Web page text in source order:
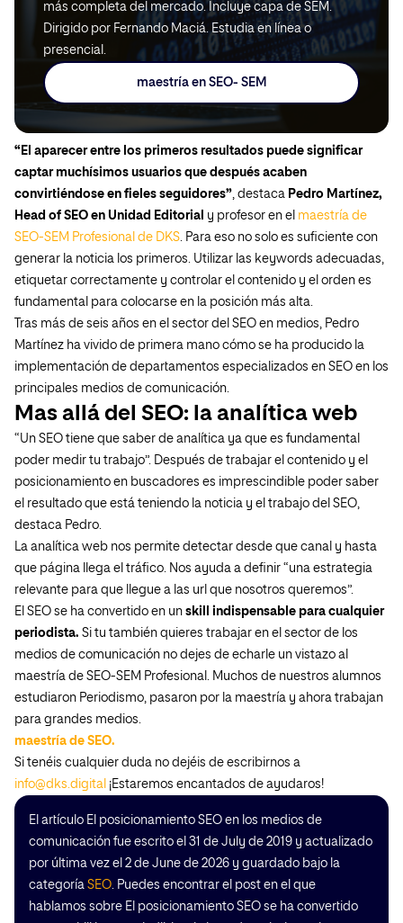
más completa del mercado. Incluye capa de SEM.
Dirigido por Fernando Maciá. Estudia en línea o
presencial.
maestría en SEO- SEM
“El aparecer entre los primeros resultados puede significar
captar muchísimos usuarios que después acaben
convirtiéndose en fieles seguidores”, destaca Pedro Martínez,
Head of SEO en Unidad Editorial y profesor en el maestría de
SEO-SEM Profesional de DKS. Para eso no solo es suficiente con
generar la noticia los primeros. Utilizar las keywords adecuadas,
etiquetar correctamente y controlar el contenido y el orden es
fundamental para colocarse en la posición más alta.
Tras más de seis años en el sector del SEO en medios, Pedro
Martínez ha vivido de primera mano cómo se ha producido la
implementación de departamentos especializados en SEO en los
principales medios de comunicación.
Mas allá del SEO: la analítica web
“Un SEO tiene que saber de analítica ya que es fundamental
poder medir tu trabajo”. Después de trabajar el contenido y el
posicionamiento en buscadores es imprescindible poder saber
el resultado que está teniendo la noticia y el trabajo del SEO,
destaca Pedro.
La analítica web nos permite detectar desde que canal y hasta
que página llega el tráfico. Nos ayuda a definir “una estrategia
relevante para que llegue a las url que nosotros queremos”.
El SEO se ha convertido en un skill
indispensable para cualquier
periodista. Si tu también quieres trabajar en el sector de los
medios de comunicación no dejes de echarle un vistazo al
maestría de SEO-SEM Profesional. Muchos de nuestros alumnos
estudiaron Periodismo, pasaron por la maestría y ahora trabajan
para grandes medios.
maestría de SEO.
Si tenéis cualquier duda no dejéis de escribirnos a
info@dks.digital ¡Estaremos encantados de ayudaros!
El artículo El posicionamiento SEO en los medios de
comunicación fue escrito el 31 de July de 2019 y actualizado
por última vez el 2 de June de 2026 y guardado bajo la
categoría SEO. Puedes encontrar el post en el que
hablamos sobre El posicionamiento SEO se ha convertido